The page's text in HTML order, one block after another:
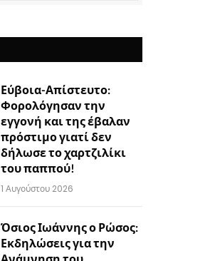
Εύβοια-Απίστευτο:
Φορολόγησαν την
εγγονή και της έβαλαν
πρόστιμο γιατί δεν
δήλωσε το χαρτζιλίκι
του παππού!
1 Αυγούστου 2026
Όσιος Ιωάννης ο Ρώσος:
Εκδηλώσεις για την